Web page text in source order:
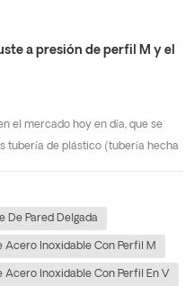
a presión de perfil M y el
el mercado hoy en día, que se
tubería de plástico (tubería hecha
metálicos) y tubería de
es una de las categorías de
De Pared Delgada
Acero Inoxidable Con Perfil M
Acero Inoxidable Con Perfil En V